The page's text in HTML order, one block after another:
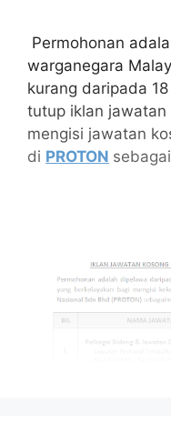
Permohonan
warganegara
kurang daripada
tutup iklan
mengisi jawatan
di PROTON